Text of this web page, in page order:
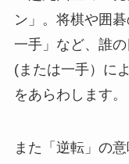
ン」。将棋や囲
一手」など、誰
(または一手）に
をあらわします。
また「逆転」の